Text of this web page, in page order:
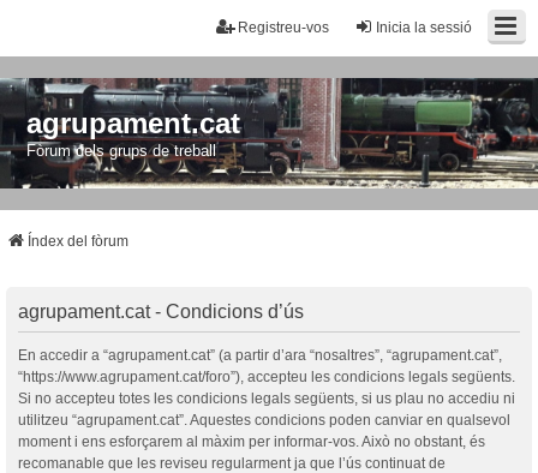
Inicia la sessió
Registreu-vos
agrupament.cat
Fòrum dels grups de treball
Índex del fòrum
agrupament.cat - Condicions d’ús
En accedir a “agrupament.cat” (a partir d’ara “nosaltres”, “agrupament.cat”,
“https://www.agrupament.cat/foro”), accepteu les condicions legals següents.
Si no accepteu totes les condicions legals següents, si us plau no accediu ni
utilitzeu “agrupament.cat”. Aquestes condicions poden canviar en qualsevol
moment i ens esforçarem al màxim per informar-vos. Això no obstant, és
recomanable que les reviseu regularment ja que l’ús continuat de